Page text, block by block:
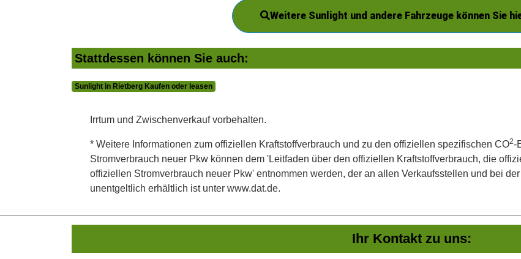
Weitere Sunlight und andere Fahrzeuge können Sie
Stattdessen können Sie auch:
Sunlight in Rietberg Kaufen oder leasen
Irrtum und Zwischenverkauf vorbehalten.
* Weitere Informationen zum offiziellen Kraftstoffverbrauch und zu den offiziellen spezifischen CO2-
Stromverbrauch neuer Pkw können dem 'Leitfaden über den offiziellen Kraftstoffverbrauch, die
offiziellen Stromverbrauch neuer Pkw' entnommen werden, der an allen Verkaufsstellen und bei
unentgeltlich erhältlich ist unter www.dat.de.
Ihr Kontakt zu uns: